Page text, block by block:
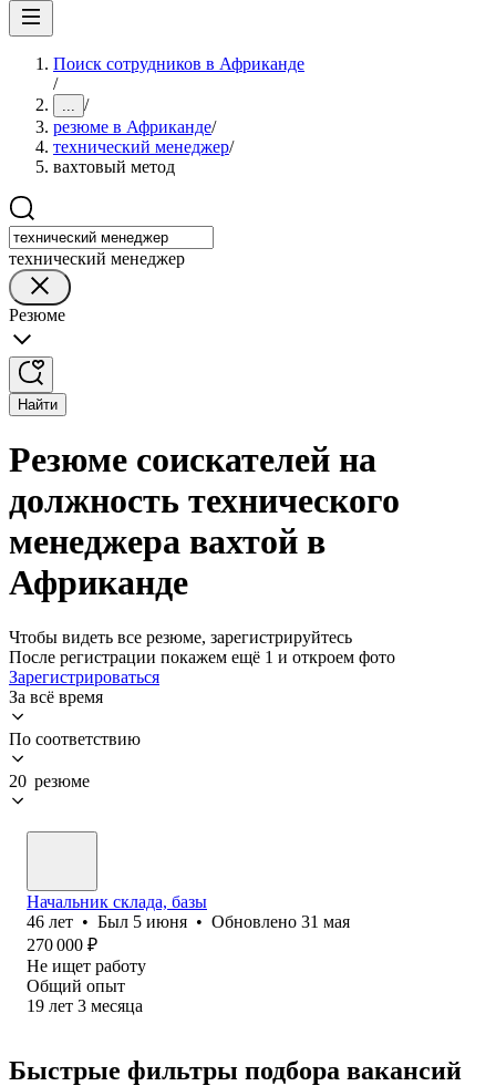
Поиск сотрудников в Африканде
/
... /
резюме в Африканде/
технический менеджер/
вахтовый метод
технический менеджер
Резюме
Найти
Резюме соискателей на
должность технического
менеджера вахтой в
Африканде
Чтобы видеть все резюме, зарегистрируйтесь
После регистрации покажем ещё 1 и откроем фото
Зарегистрироваться
За всё время
По соответствию
20 резюме
Начальник склада, базы
46 лет • Был 5 июня • Обновлено 31 мая
270 000 ₽
Не ищет работу
Общий опыт
19 лет 3 месяца
Быстрые фильтры подбора вакансий